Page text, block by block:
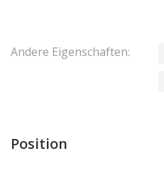
Andere Eigenschaften:
Position